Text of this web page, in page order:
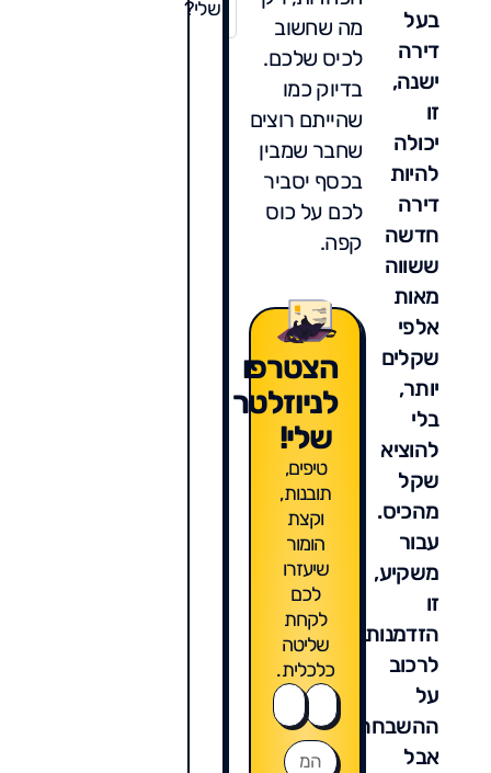
בעל
דירה
ישנה,
זו
יכולה
להיות
דירה
חדשה
ששווה
מאות
אלפי
שקלים
יותר,
בלי
להוציא
שקל
מהכיס.
עבור
משקיע,
זו
הזדמנות
לרכוב
על
ההשבחה,
אבל
מה שחשוב
לכיס שלכם.
בדיוק כמו
שהייתם רוצים
שחבר שמבין
בכסף יסביר
לכם על כוס
קפה.
הצטרפו
לניוזלטר
שלי!
טיפים,
תובנות,
וקצת
הומור
שיעזרו
לכם
לקחת
שליטה
כלכלית.
שלי?